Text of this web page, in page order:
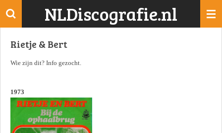
Ga
de
NLDiscografie.nl
Rietje & Bert
Wie zijn dit? Info gezocht.
1973